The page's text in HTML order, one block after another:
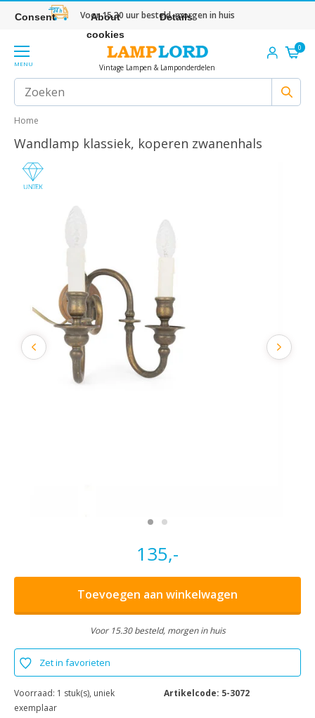
Voor 15.30 uur besteld, morgen in huis
MENU Vintage Lampen & Lamponderdelen
0
Home
Wandlamp klassiek, koperen zwanenhals
135,-
Toevoegen aan winkelwagen
Voor 15.30 besteld, morgen in huis
Zet in favorieten
Voorraad: 1 stuk(s), uniek
exemplaar
Artikelcode: 5-3072
Consent
About
cookies
Details